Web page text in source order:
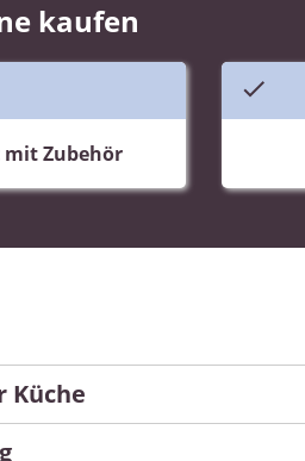
kaufen
Zubehör
Küche